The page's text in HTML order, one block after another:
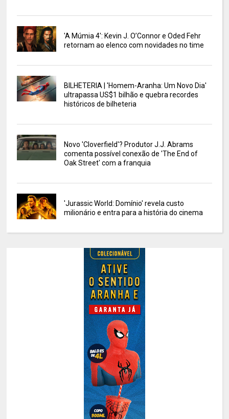
'A Múmia 4': Kevin J. O’Connor e Oded Fehr
retornam ao elenco com novidades no time
BILHETERIA | 'Homem-Aranha: Um Novo Dia'
ultrapassa US$1 bilhão e quebra recordes
históricos de bilheteria
Novo 'Cloverfield'? Produtor J.J. Abrams
comenta possível conexão de 'The End of
Oak Street' com a franquia
'Jurassic World: Domínio' revela custo
milionário e entra para a história do cinema